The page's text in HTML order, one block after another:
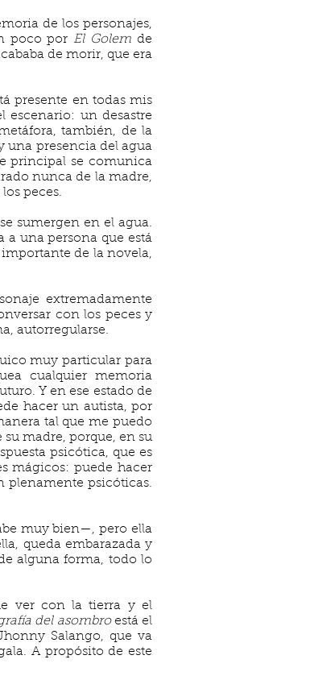
de los personajes,
poco por El Golem de
de morir, que era
presente en todas mis
escenario: un desastre
también, de la
una presencia del agua
principal se comunica
nunca de la madre,
peces.
sumergen en el agua.
a una persona que está
de la novela,
extremadamente
con los peces y
autorregularse.
muy particular para
cualquier memoria
Y en ese estado de
hacer un autista, por
tal que me puedo
madre, porque, en su
psicótica, que es
mágicos: puede hacer
plenamente psicóticas.
muy bien—, pero ella
queda embarazada y
alguna forma, todo lo
ver con la tierra y el
del asombroestá el
Salango, que va
A propósito de este